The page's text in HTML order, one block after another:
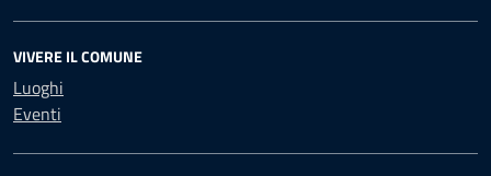
VIVERE IL COMUNE
Luoghi
Eventi